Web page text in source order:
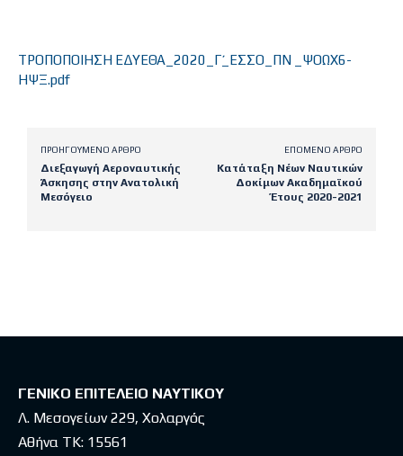
ΤΡΟΠΟΠΟΙΗΣΗ ΕΔΥΕΘΑ_2020_Γ΄_ΕΣΣΟ_ΠΝ _ΨΟΩΧ6-
ΗΨΞ.pdf
ΠΡΟΗΓΟΎΜΕΝΟ ΆΡΘΡΟ
Διεξαγωγή Αεροναυτικής
Άσκησης στην Ανατολική
Μεσόγειο
ΕΠΌΜΕΝΟ ΆΡΘΡΟ
Κατάταξη Νέων Ναυτικών
Δοκίμων Ακαδημαϊκού
Έτους 2020-2021
ΓΕΝΙΚΟ ΕΠΙΤΕΛΕΙΟ ΝΑΥΤΙΚΟΥ
Λ. Μεσογείων 229, Χολαργός
Αθήνα ΤΚ: 15561